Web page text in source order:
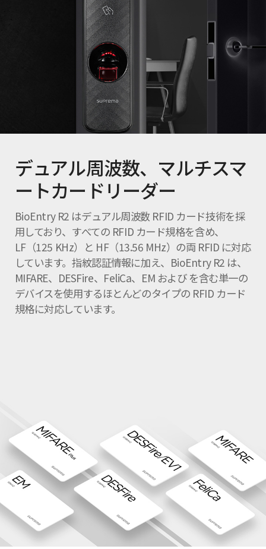
デュアル周波数、マルチスマ
ートカードリーダー
BioEntry R2 はデュアル周波数 RFID カード技術を採
用しており、すべての RFID カード規格を含め、
LF（125 KHz）と HF（13.56 MHz）の両 RFID に対応
しています。指紋認証情報に加え、BioEntry R2 は、
MIFARE、DESFire、FeliCa、EM および を含む単一の
デバイスを使用するほとんどのタイプの RFID カード
規格に対応しています。